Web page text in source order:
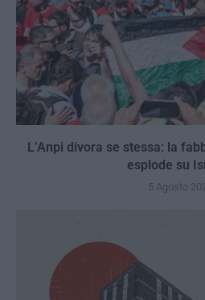
L’Anpi divora se stessa: la
esplode su
5 Agosto